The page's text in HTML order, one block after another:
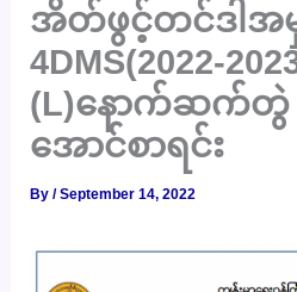
အိတ်ဖွင့်တင်ဒါအ
4DMS(2022-
(L)နောက်ဆက်တွဲ
အောင်စာရင်း
By/September 14, 2022